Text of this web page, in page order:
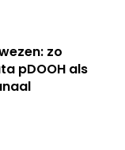
zo
pDOOH als